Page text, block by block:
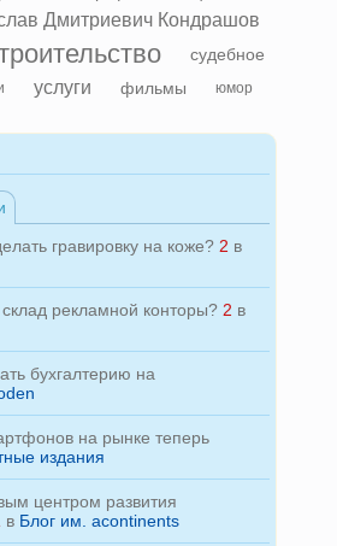
Дмитриевич Кондрашов
судебное
услуги фильмы юмор
гравировку на коже? 2 в
склад рекламной конторы? 2 в
бухгалтерию на
на рынке теперь
издания
центром развития
в Блог им. acontinents